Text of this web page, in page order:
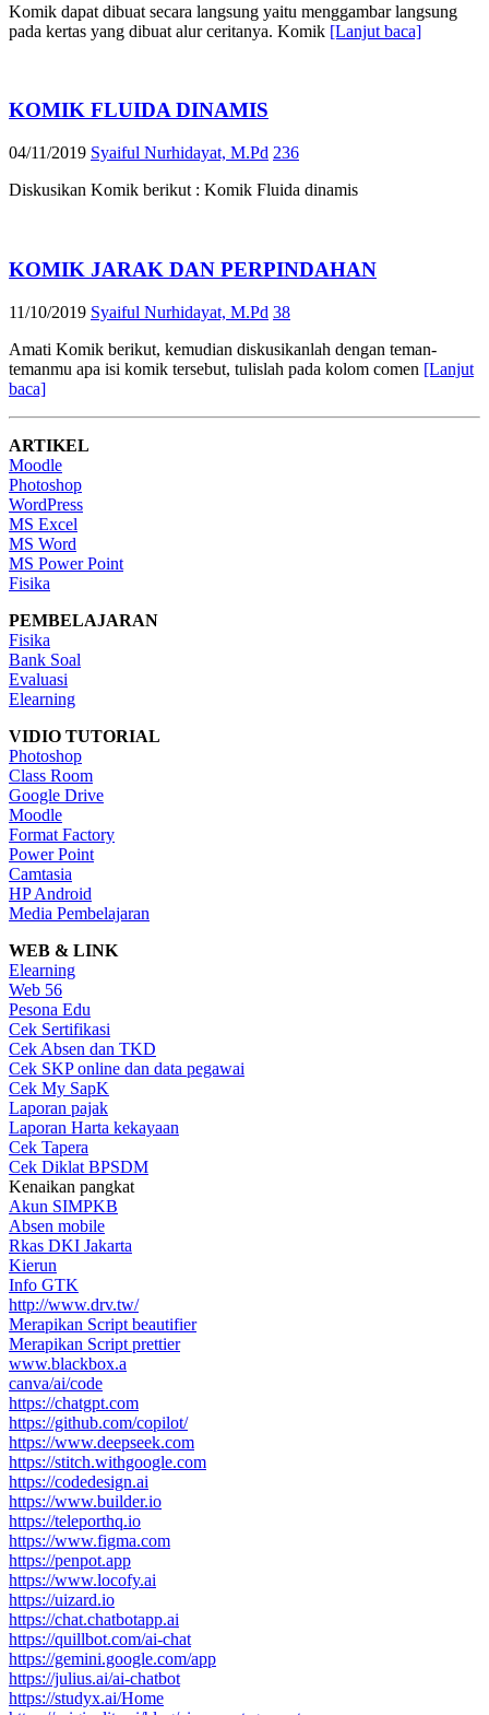
Komik dapat dibuat secara langsung yaitu menggambar langsung
pada kertas yang dibuat alur ceritanya. Komik [Lanjut baca]
KOMIK FLUIDA DINAMIS
04/11/2019 Syaiful Nurhidayat, M.Pd 236
Diskusikan Komik berikut : Komik Fluida dinamis
KOMIK JARAK DAN PERPINDAHAN
11/10/2019 Syaiful Nurhidayat, M.Pd 38
Amati Komik berikut, kemudian diskusikanlah dengan teman-
temanmu apa isi komik tersebut, tulislah pada kolom comen [Lanjut
baca]
ARTIKEL
Moodle
Photoshop
WordPress
MS Excel
MS Word
MS Power Point
Fisika
PEMBELAJARAN
Fisika
Bank Soal
Evaluasi
Elearning
VIDIO TUTORIAL
Photoshop
Class Room
Google Drive
Moodle
Format Factory
Power Point
Camtasia
HP Android
Media Pembelajaran
WEB & LINK
Elearning
Web 56
Pesona Edu
Cek Sertifikasi
Cek Absen dan TKD
Cek SKP online dan data pegawai
Cek My SapK
Laporan pajak
Laporan Harta kekayaan
Cek Tapera
Cek Diklat BPSDM
Kenaikan pangkat
Akun SIMPKB
Absen mobile
Rkas DKI Jakarta
Kierun
Info GTK
http://www.drv.tw/
Merapikan Script beautifier
Merapikan Script prettier
www.blackbox.a
canva/ai/code
https://chatgpt.com
https://github.com/copilot/
https://www.deepseek.com
https://stitch.withgoogle.com
https://codedesign.ai
https://www.builder.io
https://teleporthq.io
https://www.figma.com
https://penpot.app
https://www.locofy.ai
https://uizard.io
https://chat.chatbotapp.ai
https://quillbot.com/ai-chat
https://gemini.google.com/app
https://julius.ai/ai-chatbot
https://studyx.ai/Home